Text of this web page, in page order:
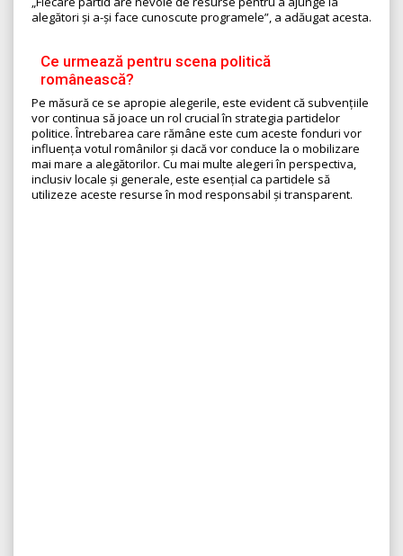
alegători și a-și face cunoscute programele”, a adăugat acesta.
Ce urmează pentru scena politică
românească?
Pe măsură ce se apropie alegerile, este evident că subvențiile
vor continua să joace un rol crucial în strategia partidelor
politice. Întrebarea care rămâne este cum aceste fonduri vor
influența votul românilor și dacă vor conduce la o mobilizare
mai mare a alegătorilor. Cu mai multe alegeri în perspectiva,
inclusiv locale și generale, este esențial ca partidele să
utilizeze aceste resurse în mod responsabil și transparent.